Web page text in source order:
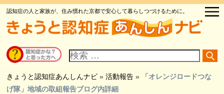
認知症の人と家族が、住み慣れた京都で安心して暮らしつづけるために。
イ
ト
検
索
きょうと認知症あんしんナビ »活動報告 »
「オレンジロードつな
げ隊」地域の取組報告ブログ内詳細